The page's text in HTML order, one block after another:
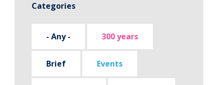
Categories
- Any - 300 years
Brief Events